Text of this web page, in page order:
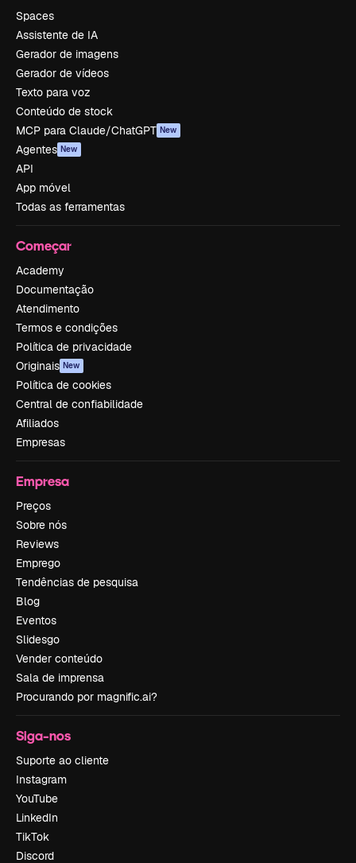
Spaces
Assistente de IA
Gerador de imagens
Gerador de vídeos
Texto para voz
Conteúdo de stock
MCP para Claude/ChatGPT New
Agentes New
API
App móvel
Todas as ferramentas
Começar
Academy
Documentação
Atendimento
Termos e condições
Política de privacidade
Originais New
Política de cookies
Central de confiabilidade
Afiliados
Empresas
Empresa
Preços
Sobre nós
Reviews
Emprego
Tendências de pesquisa
Blog
Eventos
Slidesgo
Vender conteúdo
Sala de imprensa
Procurando por magnific.ai?
Siga-nos
Suporte ao cliente
Instagram
YouTube
LinkedIn
TikTok
Discord